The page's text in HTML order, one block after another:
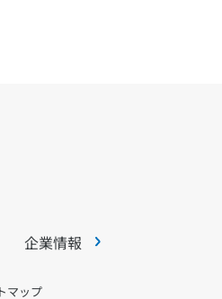
企業情報
マップ